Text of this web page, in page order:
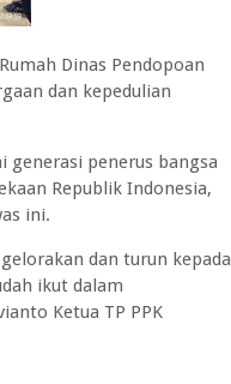
Dinas Pendopoan
dan kepedulian
generasi penerus bangsa
Republik Indonesia,
ini.
dan turun kepada
ikut dalam
Ketua TP PPK